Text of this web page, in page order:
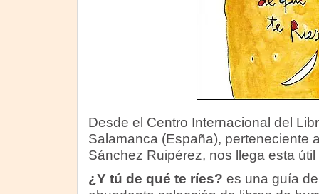
Desde el Centro Internacional del
Salamanca (España), perteneciente
Sánchez Ruipérez, nos llega esta
¿Y tú de qué te ríes? es una guía